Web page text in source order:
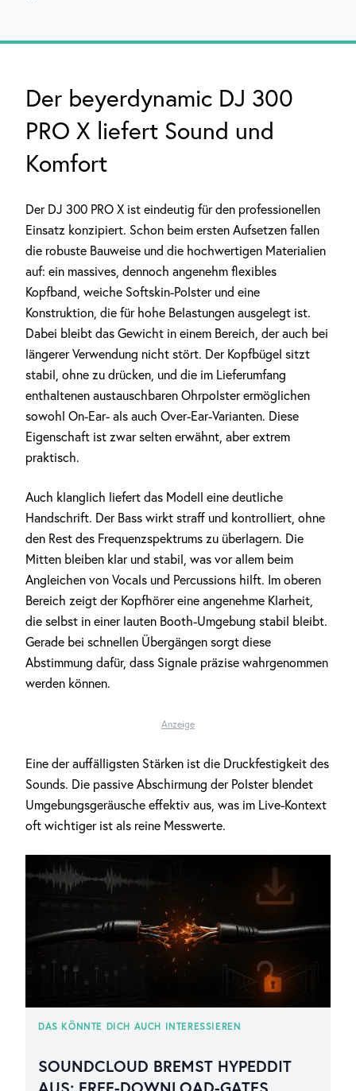
Der beyerdynamic DJ 300
PRO X liefert Sound und
Komfort
Der DJ 300 PRO X ist eindeutig für den professionellen
Einsatz konzipiert. Schon beim ersten Aufsetzen fallen
die robuste Bauweise und die hochwertigen Materialien
auf: ein massives, dennoch angenehm flexibles
Kopfband, weiche Softskin-Polster und eine
Konstruktion, die für hohe Belastungen ausgelegt ist.
Dabei bleibt das Gewicht in einem Bereich, der auch bei
längerer Verwendung nicht stört. Der Kopfbügel sitzt
stabil, ohne zu drücken, und die im Lieferumfang
enthaltenen austauschbaren Ohrpolster ermöglichen
sowohl On-Ear- als auch Over-Ear-Varianten. Diese
Eigenschaft ist zwar selten erwähnt, aber extrem
praktisch.
Auch klanglich liefert das Modell eine deutliche
Handschrift. Der Bass wirkt straff und kontrolliert, ohne
den Rest des Frequenzspektrums zu überlagern. Die
Mitten bleiben klar und stabil, was vor allem beim
Angleichen von Vocals und Percussions hilft. Im oberen
Bereich zeigt der Kopfhörer eine angenehme Klarheit,
die selbst in einer lauten Booth-Umgebung stabil bleibt.
Gerade bei schnellen Übergängen sorgt diese
Abstimmung dafür, dass Signale präzise wahrgenommen
werden können.
Anzeige
Eine der auffälligsten Stärken ist die Druckfestigkeit des
Sounds. Die passive Abschirmung der Polster blendet
Umgebungsgeräusche effektiv aus, was im Live-Kontext
oft wichtiger ist als reine Messwerte.
DAS KÖNNTE DICH AUCH INTERESSIEREN
SOUNDCLOUD BREMST HYPEDDIT